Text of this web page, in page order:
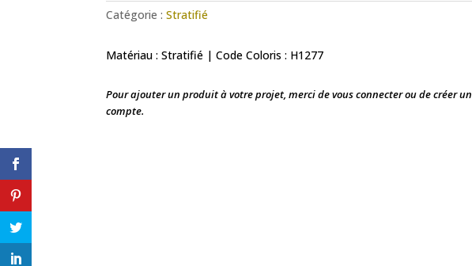
Catégorie :Stratifié
Matériau : Stratifié | Code Coloris : H1277
Pour ajouter un produit à votre projet, merci de vous connecter ou de créer un
compte.